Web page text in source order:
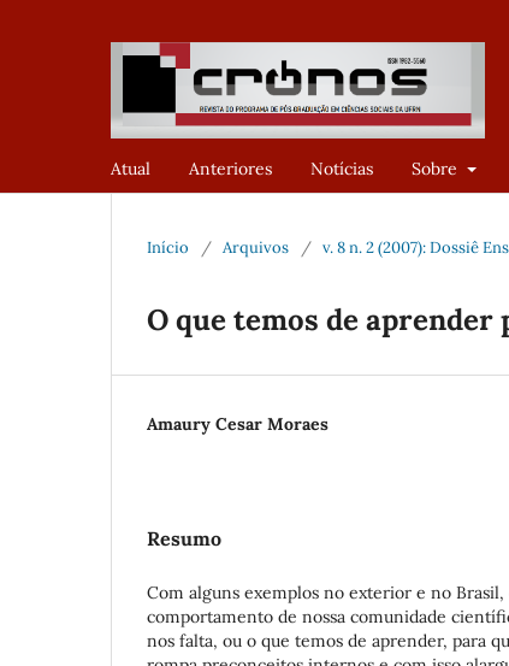
Atual Anteriores Notícias Sobre
Início / Arquivos / v. 8 n. 2 (2007): Dossiê
O que temos de
Amaury Cesar Moraes
Resumo
Com alguns exemplos no exterior e no Brasil,
comportamento de nossa comunidade
nos falta, ou o que temos de aprender, para